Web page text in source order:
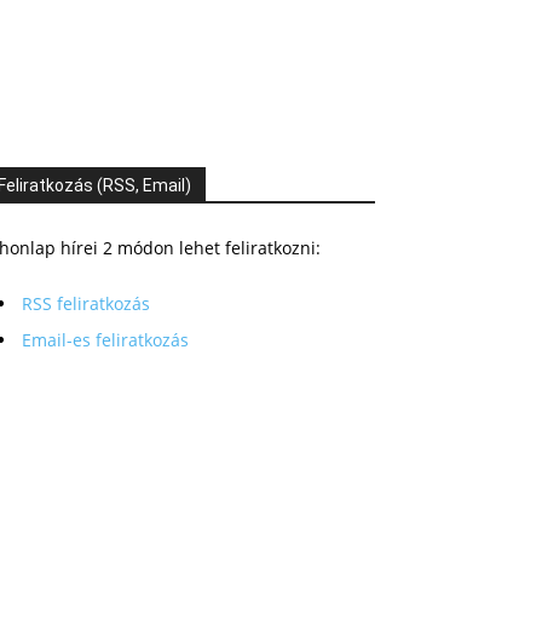
(RSS, Email)
hírei 2 módon lehet feliratkozni:
RSS feliratkozás
Email-es feliratkozás